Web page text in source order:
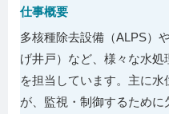
仕事概要
多核種除去設備（ALPS）
げ井戸）など、様々な水
を担当しています。主に
が、監視・制御するため